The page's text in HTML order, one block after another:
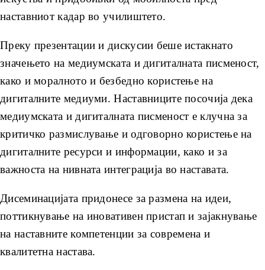
наставниот кадар во училиштето.
Преку презентации и дискусии беше истакнато
значењето на медиумската и дигиталната писменост,
како и моралното и безбедно користење на
дигиталните медиуми. Наставниците посочија дека
медиумската и дигиталната писменост е клучна за
критичко размислување и одговорно користење на
дигиталните ресурси и информации, како и за
важноста на нивната интеграција во наставата.
Дисеминацијата придонесе за размена на идеи,
поттикнување на иновативен пристап и зајакнување
на наставните компетенции за современа и
квалитетна настава.